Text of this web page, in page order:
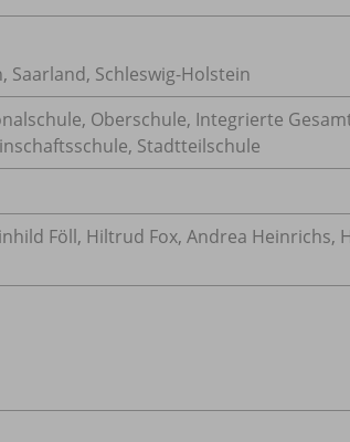
Saarland, Schleswig-Holstein
Oberschule, Integrierte
Stadtteilschule
Föll, Hiltrud Fox, Andrea Heinrichs,